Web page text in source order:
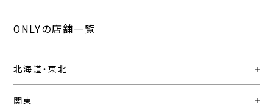
ONLYの店舗一覧
北海道・東北
関東